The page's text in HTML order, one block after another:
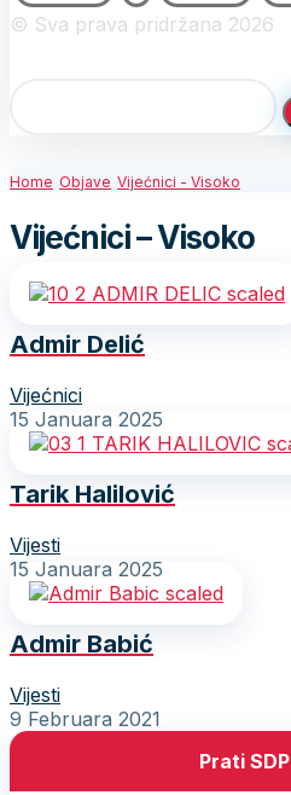
© Sva prava pridržana 2026
Home Objave Vijećnici - Visoko
Vijećnici – Visoko
Admir Delić
Vijećnici
15 Januara 2025
Tarik Halilović
Vijesti
15 Januara 2025
Admir Babić
Vijesti
9 Februara 2021
Prati SDP